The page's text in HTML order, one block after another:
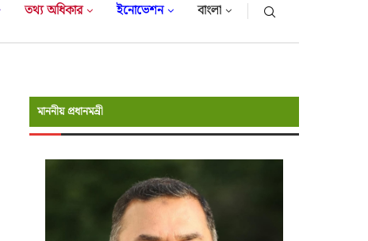
তথ্য অধিকার ইনোভেশন বাংলা
মাননীয় প্রধানমন্রী